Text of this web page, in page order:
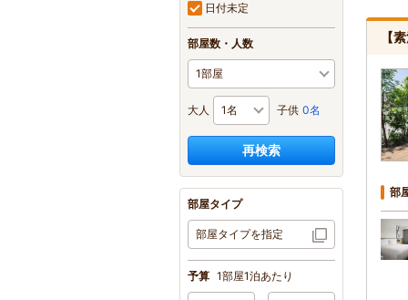
日付未定
部屋数・人数
大人 子供 0名
再検索
部屋タイプ
部屋タイプを指定
予算 1部屋1泊あたり
【
部